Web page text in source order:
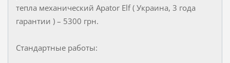
тепла механический Apator Elf ( Украина, 3 года
гарантии ) – 5300 грн.
Стандартные работы: